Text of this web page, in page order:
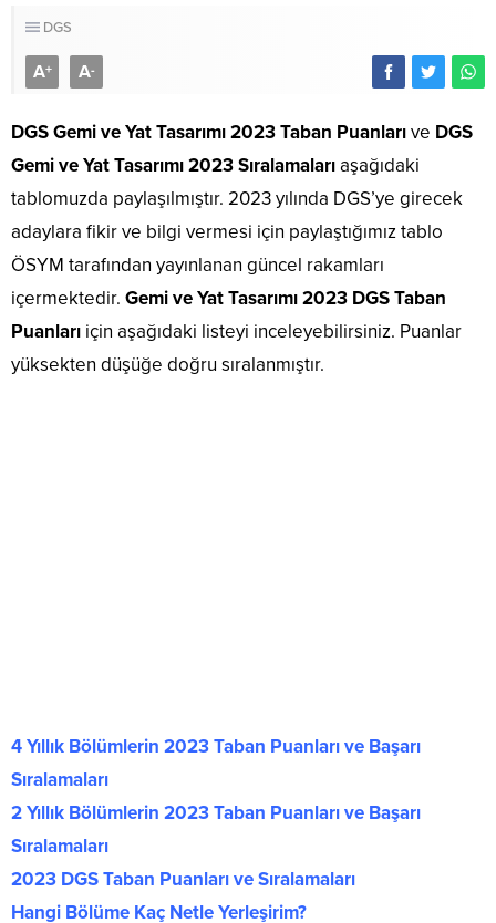
DGS
A+ A-
DGS Gemi ve Yat Tasarımı 2023 Taban Puanlarıve DGS
Gemi ve Yat Tasarımı 2023 Sıralamalarıaşağıdaki
tablomuzda paylaşılmıştır. 2023 yılında DGS’ye girecek
adaylara fikir ve bilgi vermesi için paylaştığımız tablo
ÖSYM tarafından yayınlanan güncel rakamları
içermektedir. Gemi ve Yat Tasarımı 2023 DGS Taban
Puanları için aşağıdaki listeyi inceleyebilirsiniz. Puanlar
yüksekten düşüğe doğru sıralanmıştır.
4 Yıllık Bölümlerin 2023 Taban Puanları ve Başarı
Sıralamaları
2 Yıllık Bölümlerin 2023 Taban Puanları ve Başarı
Sıralamaları
2023 DGS Taban Puanları ve Sıralamaları
Hangi Bölüme Kaç Netle Yerleşirim?